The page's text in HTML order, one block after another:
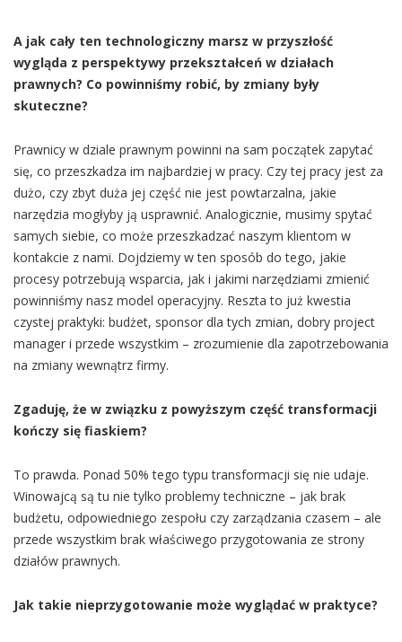
A jak cały ten technologiczny marsz w przyszłość
wygląda z perspektywy przekształceń w działach
prawnych? Co powinniśmy robić, by zmiany były
skuteczne?
Prawnicy w dziale prawnym powinni na sam początek zapytać
się, co przeszkadza im najbardziej w pracy. Czy tej pracy jest za
dużo, czy zbyt duża jej część nie jest powtarzalna, jakie
narzędzia mogłyby ją usprawnić. Analogicznie, musimy spytać
samych siebie, co może przeszkadzać naszym klientom w
kontakcie z nami. Dojdziemy w ten sposób do tego, jakie
procesy potrzebują wsparcia, jak i jakimi narzędziami zmienić
powinniśmy nasz model operacyjny. Reszta to już kwestia
czystej praktyki: budżet, sponsor dla tych zmian, dobry project
manager i przede wszystkim – zrozumienie dla zapotrzebowania
na zmiany wewnątrz firmy.
Zgaduję, że w związku z powyższym część transformacji
kończy się fiaskiem?
To prawda. Ponad 50% tego typu transformacji się nie udaje.
Winowajcą są tu nie tylko problemy techniczne – jak brak
budżetu, odpowiedniego zespołu czy zarządzania czasem – ale
przede wszystkim brak właściwego przygotowania ze strony
działów prawnych.
Jak takie nieprzygotowanie może wyglądać w praktyce?